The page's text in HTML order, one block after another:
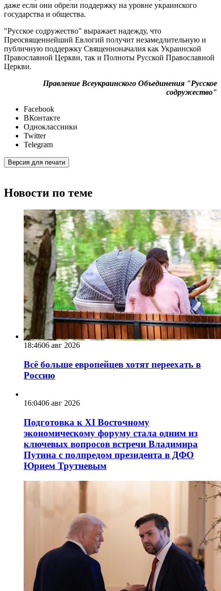
даже если они обрели поддержку на уровне украинского
государства и общества.
"Русское содружество" выражает надежду, что
Преосвященнейший Евлогий получит незамедлительную и
публичную поддержку Священноначалия как Украинской
Православной Церкви, так и Полноты Русской Православной
Церкви.
Правление Всеукраинского Объединения "Русское
содружество"
Facebook
ВКонтакте
Одноклассники
Twitter
Telegram
Версия для печати
Новости по теме
18:4606 авг 2026
Всё больше европейцев хотят переехать в
Россию
16:0406 авг 2026
Подготовка к XI Восточному
экономическому форуму стала одним из
ключевых вопросов встречи Владимира
Путина с полпредом президента в ДФО
Юрием Трутневым